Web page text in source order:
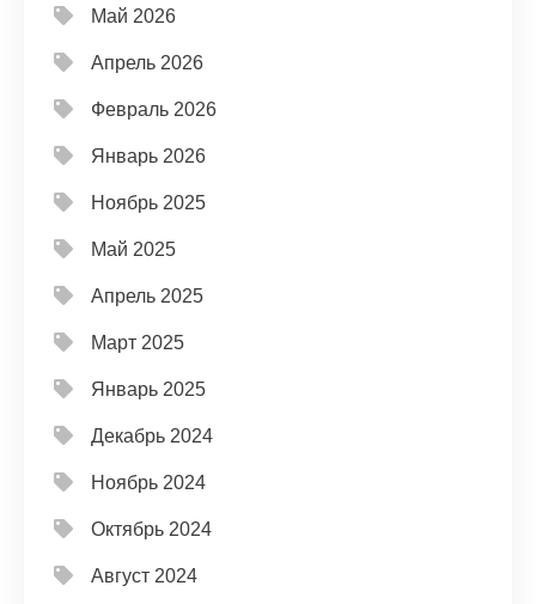
Май 2026
Апрель 2026
Февраль 2026
Январь 2026
Ноябрь 2025
Май 2025
Апрель 2025
Март 2025
Январь 2025
Декабрь 2024
Ноябрь 2024
Октябрь 2024
Август 2024